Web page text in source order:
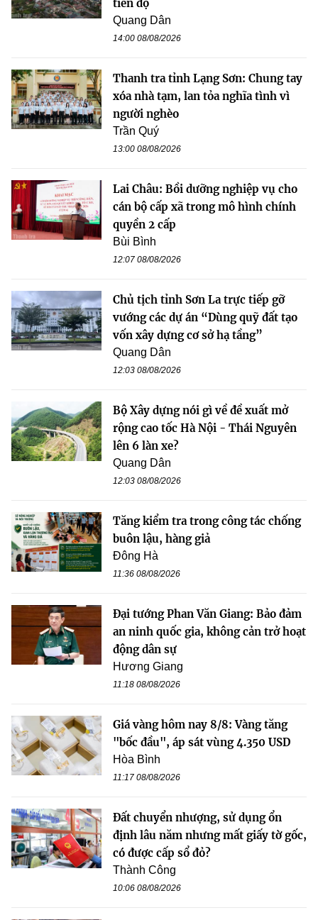
tiến độ
Quang Dân
14:00 08/08/2026
Thanh tra tỉnh Lạng Sơn: Chung tay
xóa nhà tạm, lan tỏa nghĩa tình vì
người nghèo
Trần Quý
13:00 08/08/2026
Lai Châu: Bồi dưỡng nghiệp vụ cho
cán bộ cấp xã trong mô hình chính
quyền 2 cấp
Bùi Bình
12:07 08/08/2026
Chủ tịch tỉnh Sơn La trực tiếp gỡ
vướng các dự án “Dùng quỹ đất tạo
vốn xây dựng cơ sở hạ tầng”
Quang Dân
12:03 08/08/2026
Bộ Xây dựng nói gì về đề xuất mở
rộng cao tốc Hà Nội - Thái Nguyên
lên 6 làn xe?
Quang Dân
12:03 08/08/2026
Tăng kiểm tra trong công tác chống
buôn lậu, hàng giả
Đông Hà
11:36 08/08/2026
Đại tướng Phan Văn Giang: Bảo đảm
an ninh quốc gia, không cản trở hoạt
động dân sự
Hương Giang
11:18 08/08/2026
Giá vàng hôm nay 8/8: Vàng tăng
"bốc đầu", áp sát vùng 4.350 USD
Hòa Bình
11:17 08/08/2026
Đất chuyển nhượng, sử dụng ổn
định lâu năm nhưng mất giấy tờ gốc,
có được cấp sổ đỏ?
Thành Công
10:06 08/08/2026